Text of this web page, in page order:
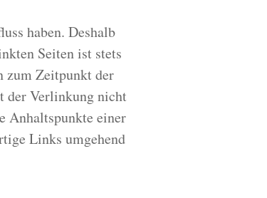
haben. Deshalb
Seiten ist stets
zum Zeitpunkt der
der Verlinkung nicht
Anhaltspunkte einer
Links umgehend